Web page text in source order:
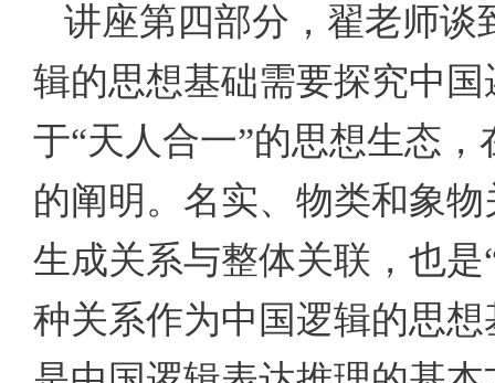
讲座第四部分，翟老师谈
辑的思想基础需要探究中
于“天人合一”的思想生态
的阐明。名实、物类和象
生成关系与整体关联，也
种关系作为中国逻辑的思